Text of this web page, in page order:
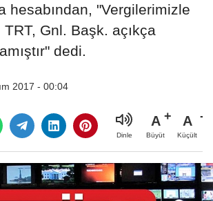
hesabından, "Vergilerimizle
Gnl. Başk. açıkça
dedi.
2017 - 00:04
Dinle
A
Büyüt
A
Küçült